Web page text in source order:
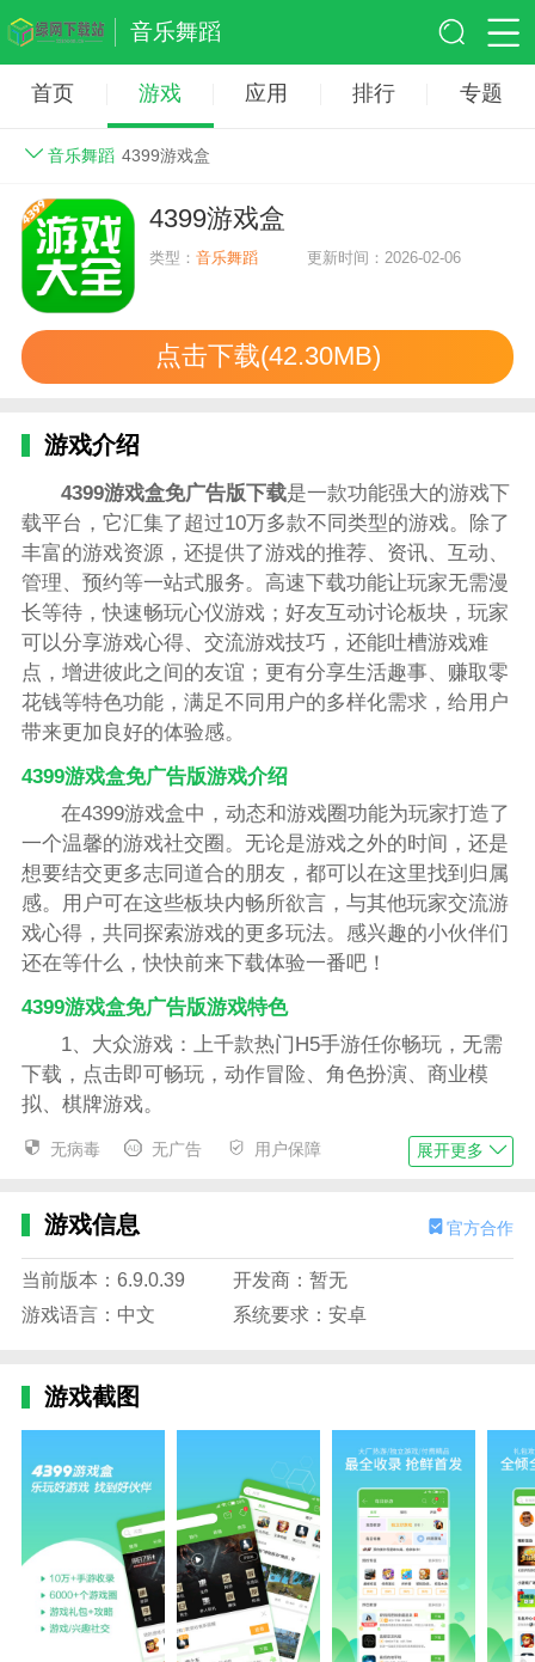
音乐舞蹈
首页 游戏 应用 排行 专题
音乐舞蹈 4399游戏盒
4399游戏盒
类型：音乐舞蹈 更新时间：2026-02-06
点击下载(42.30MB)
游戏介绍
4399游戏盒免广告版下载是一款功能强大的游戏下
载平台，它汇集了超过10万多款不同类型的游戏。除了
丰富的游戏资源，还提供了游戏的推荐、资讯、互动、
管理、预约等一站式服务。高速下载功能让玩家无需漫
长等待，快速畅玩心仪游戏；好友互动讨论板块，玩家
可以分享游戏心得、交流游戏技巧，还能吐槽游戏难
点，增进彼此之间的友谊；更有分享生活趣事、赚取零
花钱等特色功能，满足不同用户的多样化需求，给用户
带来更加良好的体验感。
4399游戏盒免广告版游戏介绍
在4399游戏盒中，动态和游戏圈功能为玩家打造了
一个温馨的游戏社交圈。无论是游戏之外的时间，还是
想要结交更多志同道合的朋友，都可以在这里找到归属
感。用户可在这些板块内畅所欲言，与其他玩家交流游
戏心得，共同探索游戏的更多玩法。感兴趣的小伙伴们
还在等什么，快快前来下载体验一番吧！
4399游戏盒免广告版游戏特色
1、大众游戏：上千款热门H5手游任你畅玩，无需
下载，点击即可畅玩，动作冒险、角色扮演、商业模
拟、棋牌游戏。
2、热门游戏：还有热门小游戏供你选择，无论你
卜……在老虎游泳时都能找到！
3、每日签到：每天签到可以获得金币，可以兑换
充值金额。
4、热门推荐：首选游戏排行榜实时更新，实时推
4399游戏盒免广告版游戏亮点
1、它包含上万种的安卓游戏，想玩什么就玩什
么。轻轻松松将游戏下载到手机，让玩家轻轻松松享受
游戏乐趣。
2、4399游戏盒依靠4399公司强大的研发技术，
4399遍布全国各地服务器提供强大支持，让游戏下载比
通常快10倍。可以断点需求，随心所欲在不同网络环境
下载手机游戏。
无病毒 无广告 用户保障 展开更多
游戏信息 官方合作
当前版本：6.9.0.39
开发商：暂无
游戏语言：中文
系统要求：安卓
游戏截图